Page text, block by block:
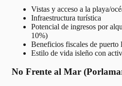
Vistas y acceso a la playa/
Infraestructura turística
Potencial de ingresos por
10%)
Beneficios fiscales de puerto
Estilo de vida isleño con
No Frente al Mar